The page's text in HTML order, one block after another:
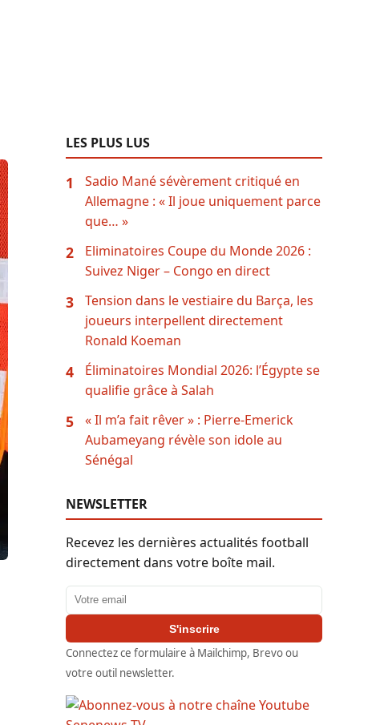
LES PLUS LUS
1
Sadio Mané sévèrement critiqué en
Allemagne : « Il joue uniquement parce
que… »
2
Eliminatoires Coupe du Monde 2026 :
Suivez Niger – Congo en direct
3
Tension dans le vestiaire du Barça, les
joueurs interpellent directement
Ronald Koeman
4
Éliminatoires Mondial 2026: l’Égypte se
qualifie grâce à Salah
5
« Il m’a fait rêver » : Pierre-Emerick
Aubameyang révèle son idole au
Sénégal
NEWSLETTER
Recevez les dernières actualités football
directement dans votre boîte mail.
Adresse email
S'inscrire
Connectez ce formulaire à Mailchimp, Brevo ou
votre outil newsletter.